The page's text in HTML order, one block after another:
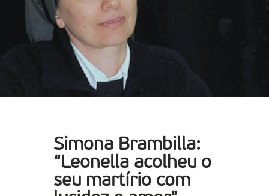
Simona Brambilla:
“Leonella acolheu o
seu martírio com